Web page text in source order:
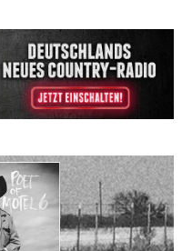
Fans mit neuem
Musikvideo zu
zu den größten Hits